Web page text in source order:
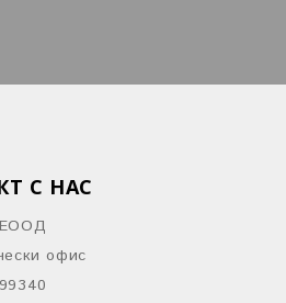
С НАС
офис